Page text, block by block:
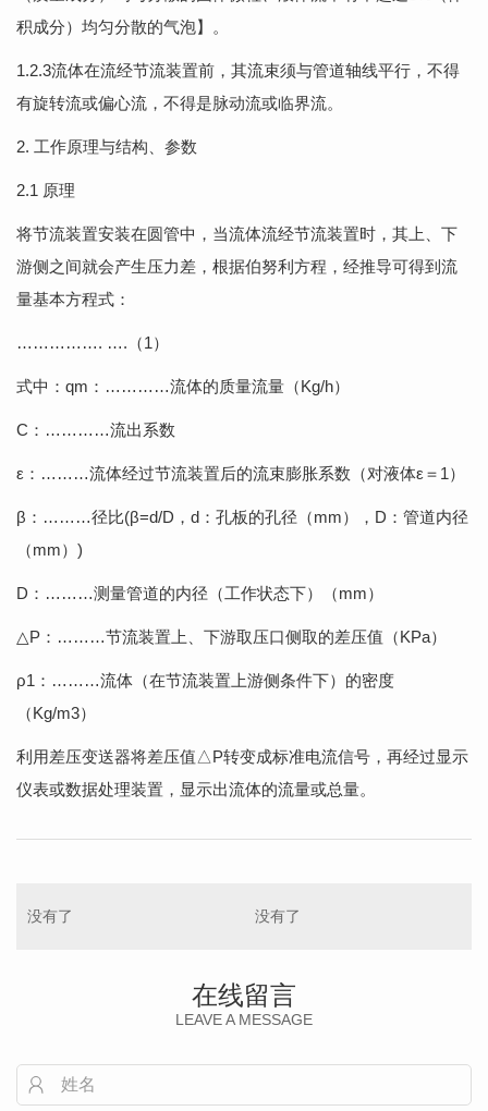
积成分）均匀分散的气泡】。
1.2.3流体在流经节流装置前，其流束须与管道轴线平行，不得
有旋转流或偏心流，不得是脉动流或临界流。
2. 工作原理与结构、参数
2.1 原理
将节流装置安装在圆管中，当流体流经节流装置时，其上、下
游侧之间就会产生压力差，根据伯努利方程，经推导可得到流
量基本方程式：
……………. ….（1）
式中：qm：…………流体的质量流量（Kg/h）
C：…………流出系数
ε：………流体经过节流装置后的流束膨胀系数（对液体ε＝1）
β：………径比(β=d/D，d：孔板的孔径（mm），D：管道内径
（mm）)
D：………测量管道的内径（工作状态下）（mm）
△P：………节流装置上、下游取压口侧取的差压值（KPa）
ρ1：………流体（在节流装置上游侧条件下）的密度
（Kg/m3）
利用差压变送器将差压值△P转变成标准电流信号，再经过显示
仪表或数据处理装置，显示出流体的流量或总量。
没有了 没有了
在线留言
LEAVE A MESSAGE